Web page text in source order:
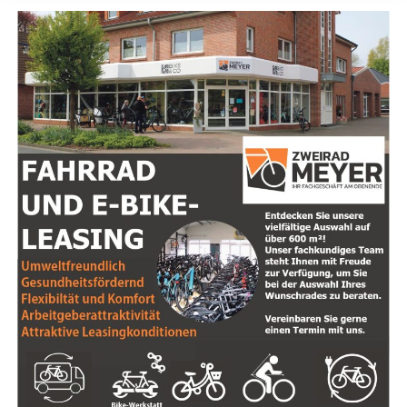
der­ga­bel und der Sat­tel­stüt­ze, sorgt für ein ange­neh­
mes Fahr­erleb­nis. Hoch­wer­ti­ge Kom­po­nen­ten wie fei­ne
Schal­tung und Schei­ben­brem­sen machen jede Fahrt zu
einem Ver­gnü­gen, selbst über den gan­zen Tag hinweg.
Ver­schie­de­ne Model­le der Evia-Serie
Die Evia-Serie besteht aus drei ver­schie­de­nen Model­len:
Pro, Pro Auto­ma­tic und dem nor­ma­len Evia.
Pro-Model­le
Aus­ge­stat­tet mit einem Bosch Per­for­mance Line Mit­tel­
mo­tor mit 75 Nm und einer Envio­lo-Nabe für stu­fen­lo­
ses Schalten.
Auto­ma­tic-Modell
Schal­tet auto­ma­tisch basie­rend auf der ein­ge­stell­ten
TEXT-VIDEO ZUM KALKHOFF ENDEAVOUR 7.B ADVANCE
KALKHOFF ENDEAVOUR 7.B ADVANCE